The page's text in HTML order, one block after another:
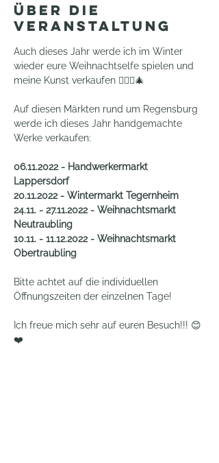
Über die
Veranstaltung
Auch dieses Jahr werde ich im Winter
wieder eure Weihnachtselfe spielen und
meine Kunst verkaufen 🧚🏻‍♀️🎄
Auf diesen Märkten rund um Regensburg
werde ich dieses Jahr handgemachte
Werke verkaufen:
06.11.2022 - Handwerkermarkt
Lappersdorf
20.11.2022 - Wintermarkt Tegernheim
24.11. - 27.11.2022 - Weihnachtsmarkt
Neutraubling
10.11. - 11.12.2022 - Weihnachtsmarkt
Obertraubling
Bitte achtet auf die individuellen
Öffnungszeiten der einzelnen Tage!
Ich freue mich sehr auf euren Besuch!!! 😊
❤️